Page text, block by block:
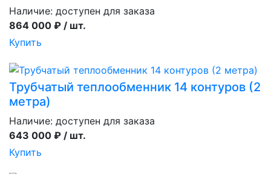
Наличие: доступен для заказа
864 000 ₽ / шт.
Купить
Трубчатый теплообменник 14 контуров (2
метра)
Наличие: доступен для заказа
643 000 ₽ / шт.
Купить